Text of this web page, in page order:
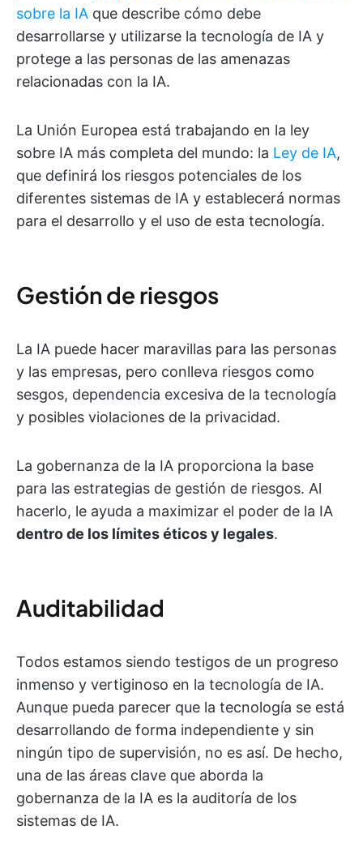
sobre la IA que describe cómo debe
desarrollarse y utilizarse la tecnología de IA y
protege a las personas de las amenazas
relacionadas con la IA.
La Unión Europea está trabajando en la ley
sobre IA más completa del mundo: la Ley de IA,
que definirá los riesgos potenciales de los
diferentes sistemas de IA y establecerá normas
para el desarrollo y el uso de esta tecnología.
Gestión de riesgos
La IA puede hacer maravillas para las personas
y las empresas, pero conlleva riesgos como
sesgos, dependencia excesiva de la tecnología
y posibles violaciones de la privacidad.
La gobernanza de la IA proporciona la base
para las estrategias de gestión de riesgos. Al
hacerlo, le ayuda a maximizar el poder de la IA
dentro de los límites éticos y legales.
Auditabilidad
Todos estamos siendo testigos de un progreso
inmenso y vertiginoso en la tecnología de IA.
Aunque pueda parecer que la tecnología se está
desarrollando de forma independiente y sin
ningún tipo de supervisión, no es así. De hecho,
una de las áreas clave que aborda la
gobernanza de la IA es la auditoría de los
sistemas de IA.